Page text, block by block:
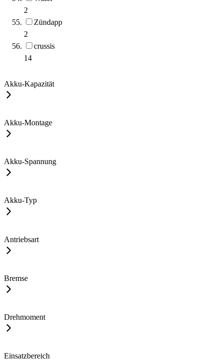
2
Zündapp
2
crussis
14
Akku-Kapazität
Akku-Montage
Akku-Spannung
Akku-Typ
Antriebsart
Bremse
Drehmoment
Einsatzbereich